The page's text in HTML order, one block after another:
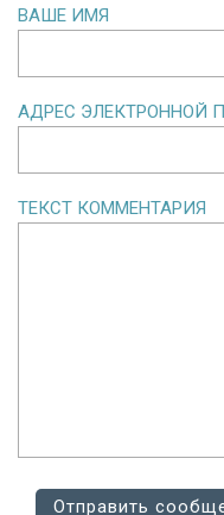
ВАШЕ ИМЯ
АДРЕС ЭЛЕКТРОННОЙ
ТЕКСТ КОММЕНТАРИЯ